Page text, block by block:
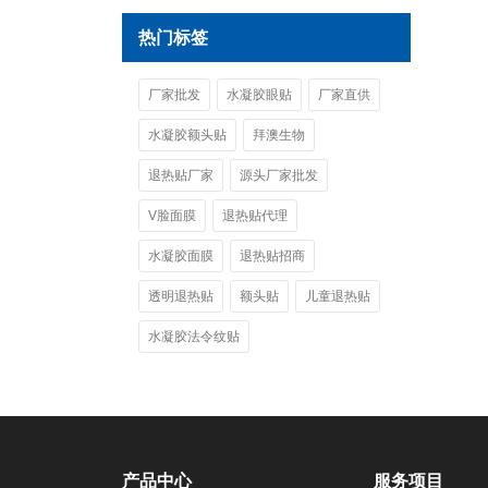
热门标签
厂家批发 水凝胶眼贴 厂家直供
水凝胶额头贴 拜澳生物
退热贴厂家 源头厂家批发
V脸面膜 退热贴代理
水凝胶面膜 退热贴招商
透明退热贴 额头贴 儿童退热贴
水凝胶法令纹贴
产品中心 服务项目